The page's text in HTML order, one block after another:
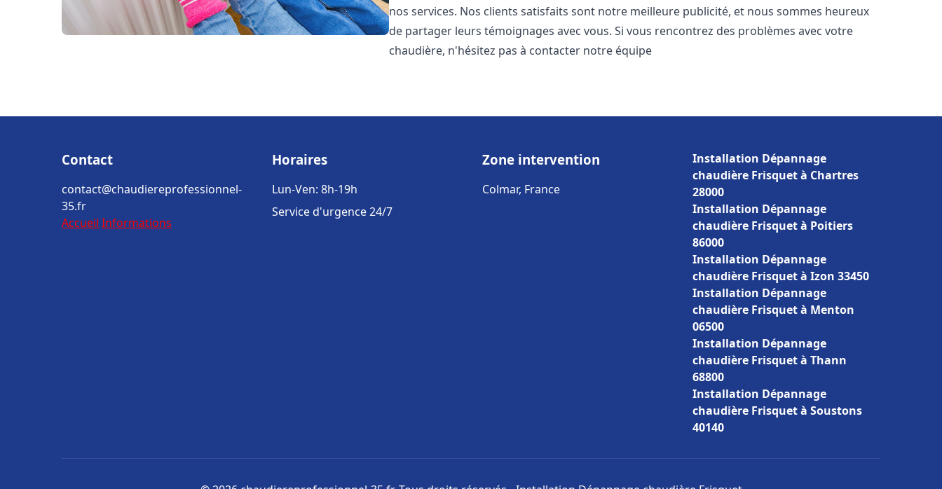
nos services. Nos clients satisfaits sont notre meilleure publicité, et nous sommes heureux
de partager leurs témoignages avec vous. Si vous rencontrez des problèmes avec votre
chaudière, n'hésitez pas à contacter notre équipe
Contact
contact@chaudiereprofessionnel-
35.fr
Accueil Informations
Horaires
Lun-Ven: 8h-19h
Service d'urgence 24/7
Zone intervention
Colmar, France
Installation Dépannage
chaudière Frisquet à Chartres
28000
Installation Dépannage
chaudière Frisquet à Poitiers
86000
Installation Dépannage
chaudière Frisquet à Izon 33450
Installation Dépannage
chaudière Frisquet à Menton
06500
Installation Dépannage
chaudière Frisquet à Thann
68800
Installation Dépannage
chaudière Frisquet à Soustons
40140